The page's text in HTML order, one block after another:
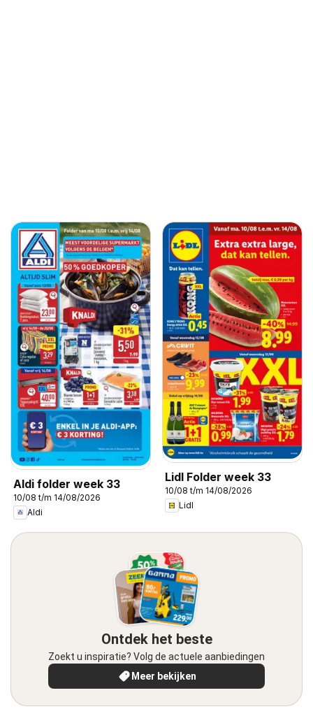
Aldi folder week 33
10/08 t/m 14/08/2026
Aldi
Lidl Folder week 33
10/08 t/m 14/08/2026
Lidl
Ontdek het beste
Zoekt u inspiratie? Volg de actuele aanbiedingen
Meer bekijken